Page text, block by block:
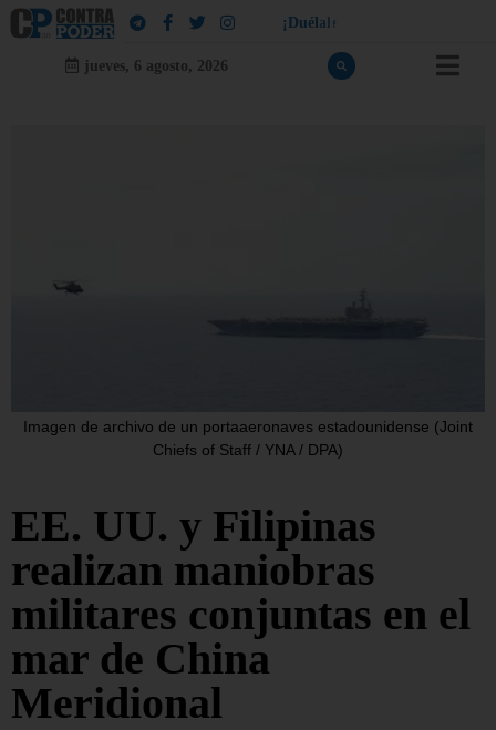
¡ Dué a e
jueves, 6 agosto, 2026
Imagen de archivo de un portaaeronaves estadounidense (Joint
Chiefs of Staff / YNA / DPA)
EE. UU. y Filipinas
realizan maniobras
militares conjuntas en el
mar de China
Meridional